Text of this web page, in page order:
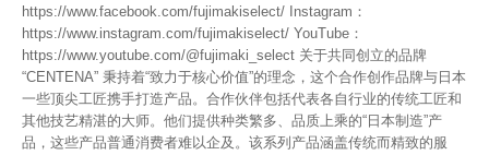
https://www.facebook.com/fujimakiselect/ Instagram：
https://www.instagram.com/fujimakiselect/ YouTube：
https://www.youtube.com/@fujimaki_select 关于共同创立的品牌
“CENTENA” 秉持着“致力于核心价值”的理念，这个合作创作品牌与日本
一些顶尖工匠携手打造产品。合作伙伴包括代表各自行业的传统工匠和
其他技艺精湛的大师。他们提供种类繁多、品质上乘的“日本制造”产
品，这些产品普通消费者难以企及。该系列产品涵盖传统而精致的服